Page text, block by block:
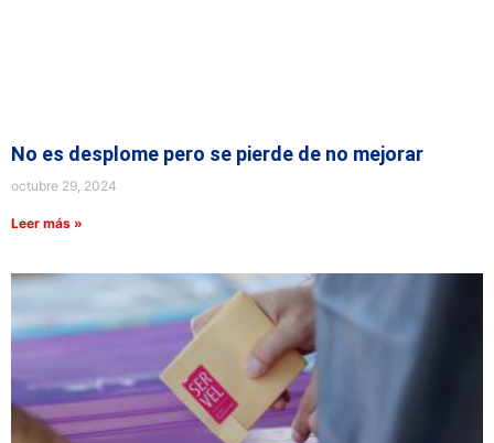
No es desplome pero se pierde de no mejorar
octubre 29, 2024
Leer más »